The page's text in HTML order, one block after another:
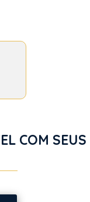
COM SEUS